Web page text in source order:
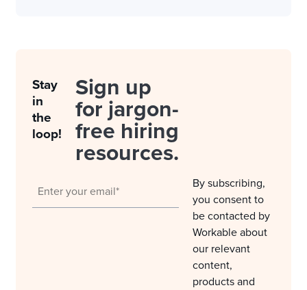
Stay
in
the
loop!
Sign up
for jargon-
free hiring
resources.
By subscribing,
you consent to
be contacted by
Workable about
our relevant
content,
products and